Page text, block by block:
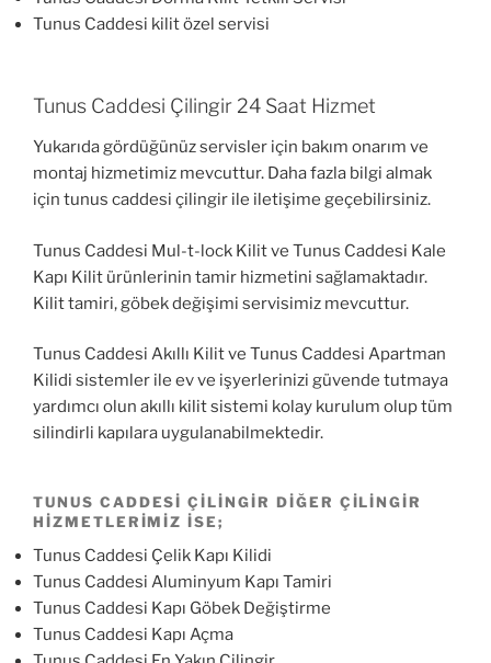
Tunus Caddesi kilit özel servisi
Tunus Caddesi Çilingir 24 Saat Hizmet
Yukarıda gördüğünüz servisler için bakım onarım ve
montaj hizmetimiz mevcuttur. Daha fazla bilgi almak
için tunus caddesi çilingir ile iletişime geçebilirsiniz.
Tunus Caddesi Mul-t-lock Kilit ve Tunus Caddesi Kale
Kapı Kilit ürünlerinin tamir hizmetini sağlamaktadır.
Kilit tamiri, göbek değişimi servisimiz mevcuttur.
Tunus Caddesi Akıllı Kilit ve Tunus Caddesi Apartman
Kilidi sistemler ile ev ve işyerlerinizi güvende tutmaya
yardımcı olun akıllı kilit sistemi kolay kurulum olup tüm
silindirli kapılara uygulanabilmektedir.
TUNUS CADDESI ÇILINGIR DIĞER ÇILINGIR
HIZMETLERIMIZ ISE;
Tunus Caddesi Çelik Kapı Kilidi
Tunus Caddesi Aluminyum Kapı Tamiri
Tunus Caddesi Kapı Göbek Değiştirme
Tunus Caddesi Kapı Açma